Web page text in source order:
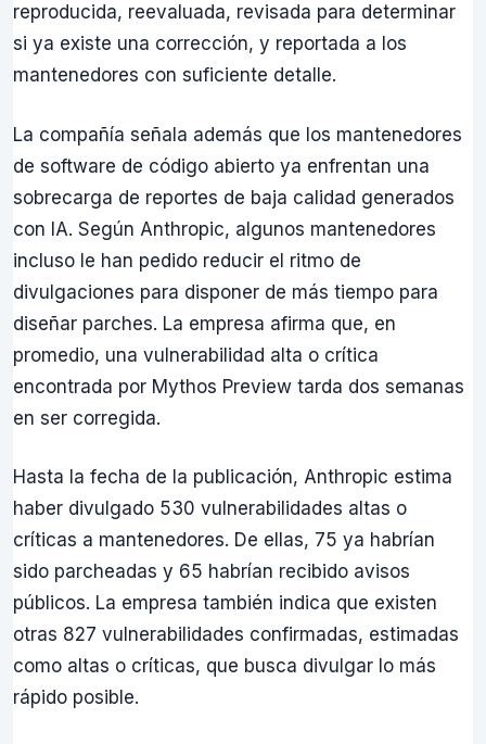
reproducida, reevaluada, revisada para determinar
si ya existe una corrección, y reportada a los
mantenedores con suficiente detalle.
La compañía señala además que los mantenedores
de software de código abierto ya enfrentan una
sobrecarga de reportes de baja calidad generados
con IA. Según Anthropic, algunos mantenedores
incluso le han pedido reducir el ritmo de
divulgaciones para disponer de más tiempo para
diseñar parches. La empresa afirma que, en
promedio, una vulnerabilidad alta o crítica
encontrada por Mythos Preview tarda dos semanas
en ser corregida.
Hasta la fecha de la publicación, Anthropic estima
haber divulgado 530 vulnerabilidades altas o
críticas a mantenedores. De ellas, 75 ya habrían
sido parcheadas y 65 habrían recibido avisos
públicos. La empresa también indica que existen
otras 827 vulnerabilidades confirmadas, estimadas
como altas o críticas, que busca divulgar lo más
rápido posible.